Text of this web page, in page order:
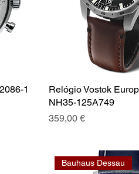
1
Relógio Vostok
NH35-125A749
Preço
359,00 €
Bauhaus Dessau